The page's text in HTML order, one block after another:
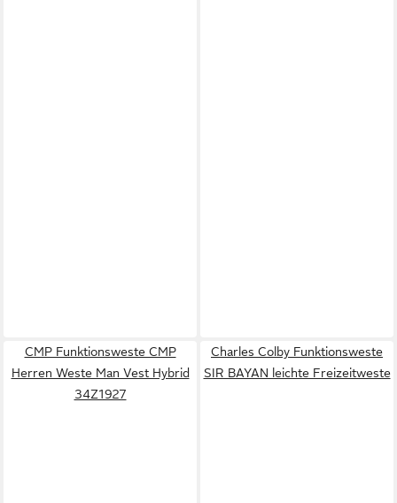
CMP Funktionsweste CMP
Herren Weste Man Vest Hybrid
34Z1927
Charles Colby Funktionsweste
SIR BAYAN leichte Freizeitweste